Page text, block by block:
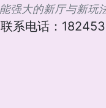
强大的新厅与新玩
联系电话：